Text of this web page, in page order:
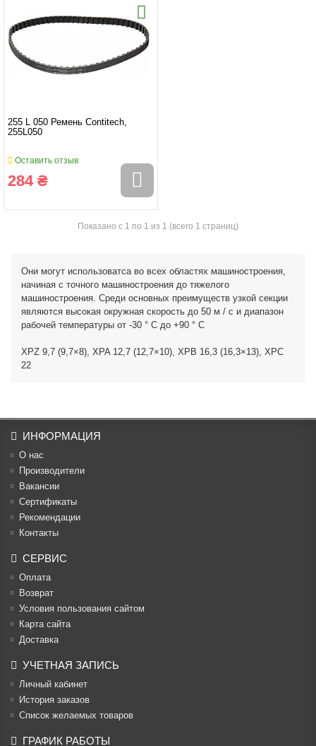
255 L 050 Ремень Contitech,
255L050
Оставить отзыв
284 ₴
Показано с 1 по 1 из 1 (всего 1 страниц)
Они могут использоватса во всех областях машиностроения,
начиная с точного машиностроения до тяжелого
машиностроения. Среди основных преимуществ узкой секции
являются высокая окружная скорость до 50 м / с и диапазон
рабочей температуры от -30 ° C до +90 ° C
XPZ 9,7 (9,7×8), XPA 12,7 (12,7×10), XPB 16,3 (16,3×13), XPC
22
ИНФОРМАЦИЯ
О нас
Производители
Вакансии
Cертификаты
Рекомендации
Контакты
СЕРВИС
Оплата
Возврат
Условия пользования сайтом
Карта сайта
Доставка
УЧЕТНАЯ ЗАПИСЬ
Личный кабинет
История заказов
Список желаемых товаров
ГРАФИК РАБОТЫ